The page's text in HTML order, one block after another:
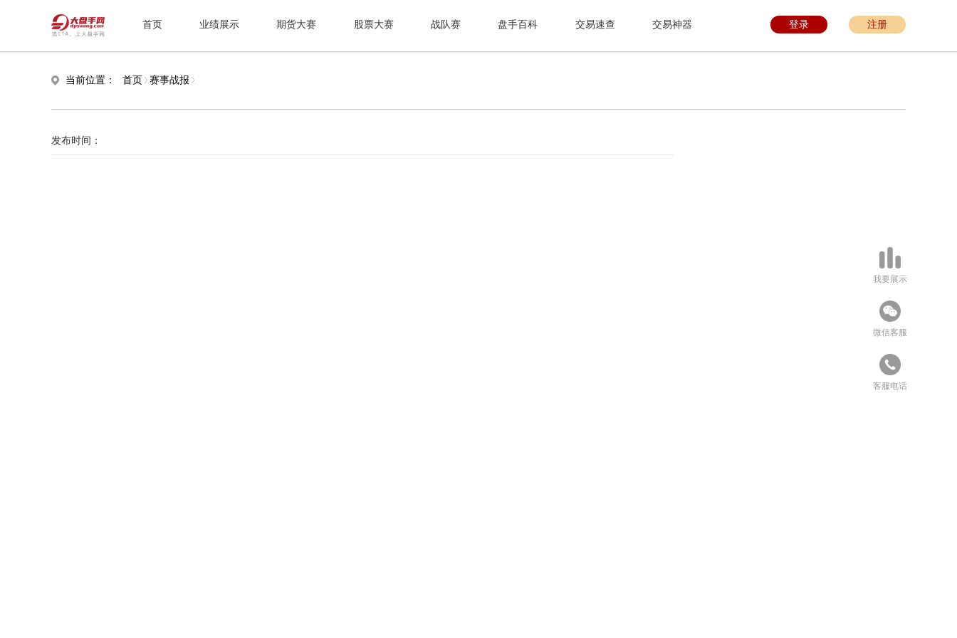
首页 业绩展示 期货大赛 股票大赛 战队赛 盘手百科 交易速查 交易神器 登录 注册
当前位置： 首页 赛事战报
发布时间：
我要展示
微信客服
客服电话